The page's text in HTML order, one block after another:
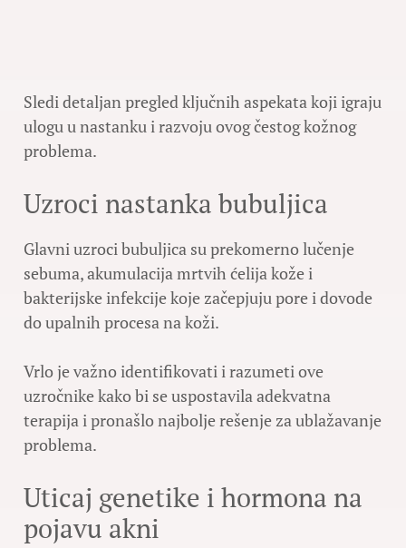
Sledi detaljan pregled ključnih aspekata koji igraju
ulogu u nastanku i razvoju ovog čestog kožnog
problema.
Uzroci nastanka bubuljica
Glavni uzroci bubuljica su prekomerno lučenje
sebuma, akumulacija mrtvih ćelija kože i
bakterijske infekcije koje začepjuju pore i dovode
do upalnih procesa na koži.
Vrlo je važno identifikovati i razumeti ove
uzročnike kako bi se uspostavila adekvatna
terapija i pronašlo najbolje rešenje za ublažavanje
problema.
Uticaj genetike i hormona na
pojavu akni